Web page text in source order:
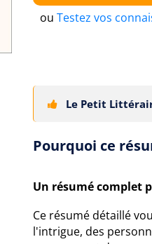
ou Testez vos
Le Petit
Pourquoi ce
Un résumé complet
Ce résumé détaillé
l'intrigue, des